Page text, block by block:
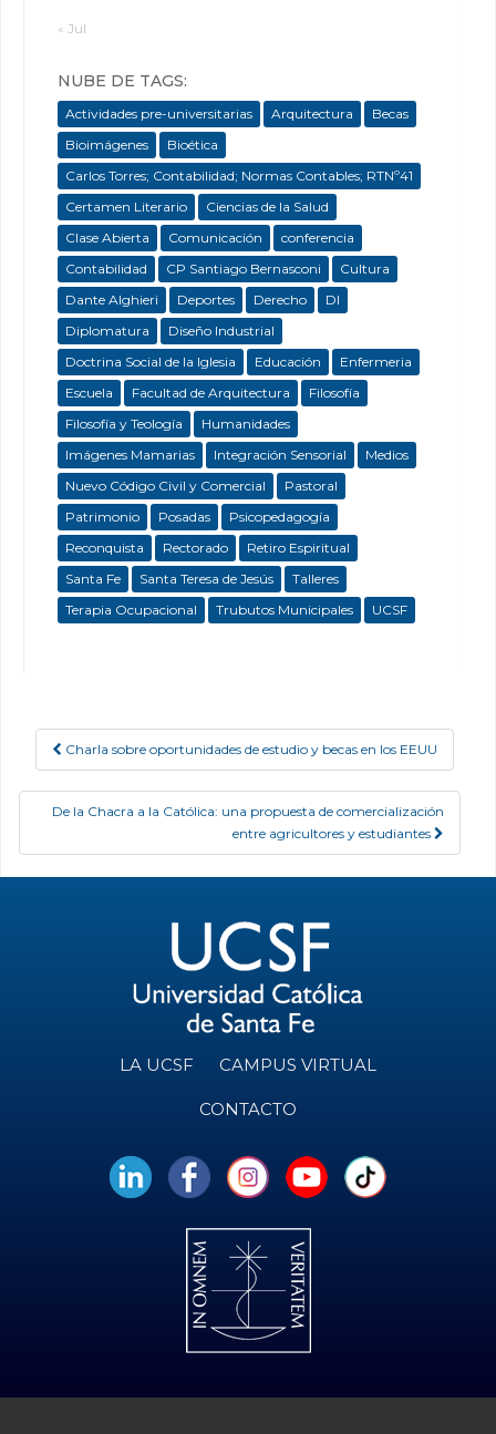
« Jul
NUBE DE TAGS:
Actividades pre-universitarias Arquitectura
Becas
Bioimágenes
Bioética
Carlos Torres; Contabilidad; Normas Contables; RTNº41
Certamen Literario
Ciencias de la Salud
Clase Abierta
Comunicación
conferencia
Contabilidad
CP Santiago Bernasconi
Cultura
Dante Alghieri
Deportes Derecho
DI
Diplomatura
Diseño Industrial
Doctrina Social de la Iglesia
Educación
Enfermeria
Escuela
Facultad de Arquitectura
Filosofía
Filosofía y Teología
Humanidades
Imágenes Mamarias
Integración Sensorial
Medios
Nuevo Código Civil y Comercial
Pastoral
Patrimonio
Posadas
Psicopedagogía
Reconquista
Rectorado
Retiro Espiritual
Santa Fe
Santa Teresa de Jesús
Talleres
Terapia Ocupacional
Trubutos Municipales UCSF
Post navigation
Charla sobre oportunidades de estudio y becas en los EEUU
De la Chacra a la Católica: una propuesta de comercialización
entre agricultores y estudiantes
LA UCSF CAMPUS VIRTUAL
CONTACTO